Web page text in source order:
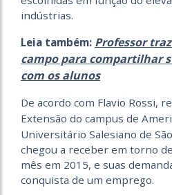
indústrias.
Leia também: Professor
campo para compartilhar
com os alunos
De acordo com Flavio Rossi,
Extensão do campus de
Universitário Salesiano de
chegou a receber em torno
mês em 2015, e suas
conquista de um emprego.